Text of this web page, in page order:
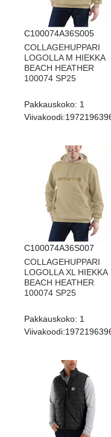
C100074A36S005
COLLAGEHUPPARI
LOGOLLA M HIEKKA
BEACH HEATHER
100074 SP25
Pakkauskoko: 1
Viivakoodi:
C100074A36S007
COLLAGEHUPPARI
LOGOLLA XL HIEKKA
BEACH HEATHER
100074 SP25
Pakkauskoko: 1
Viivakoodi: